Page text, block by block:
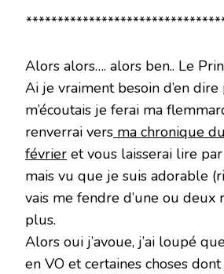
Alors alors…. alors ben.. Le
Ai je vraiment besoin d’en dire
m’écoutais je ferai ma
renverrai vers ma chronique
février et vous laisserai lire
mais vu que je suis adorable
vais me fendre d’une ou deux
plus.
Alors oui j’avoue, j’ai loupé
en VO et certaines choses dont